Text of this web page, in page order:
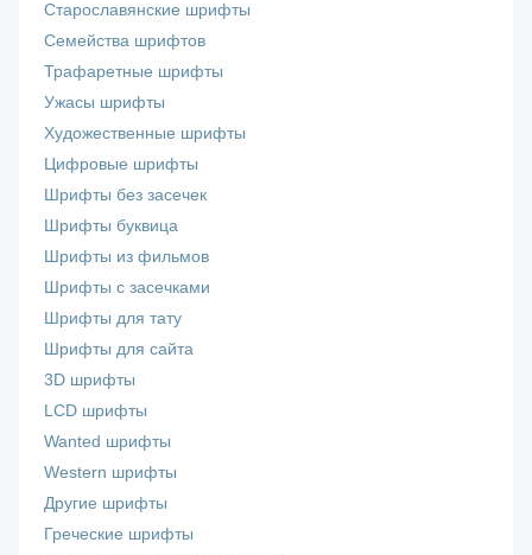
Старославянские шрифты
Семейства шрифтов
Трафаретные шрифты
Ужасы шрифты
Художественные шрифты
Цифровые шрифты
Шрифты без засечек
Шрифты буквица
Шрифты из фильмов
Шрифты с засечками
Шрифты для тату
Шрифты для сайта
3D шрифты
LCD шрифты
Wanted шрифты
Western шрифты
Другие шрифты
Греческие шрифты